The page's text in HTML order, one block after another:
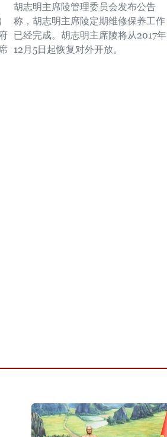
胡志明主席陵管理委员会发布公告
称，胡志明主席陵定期维修保养工作
已经完成。胡志明主席陵将从2017年
12月5日起恢复对外开放。